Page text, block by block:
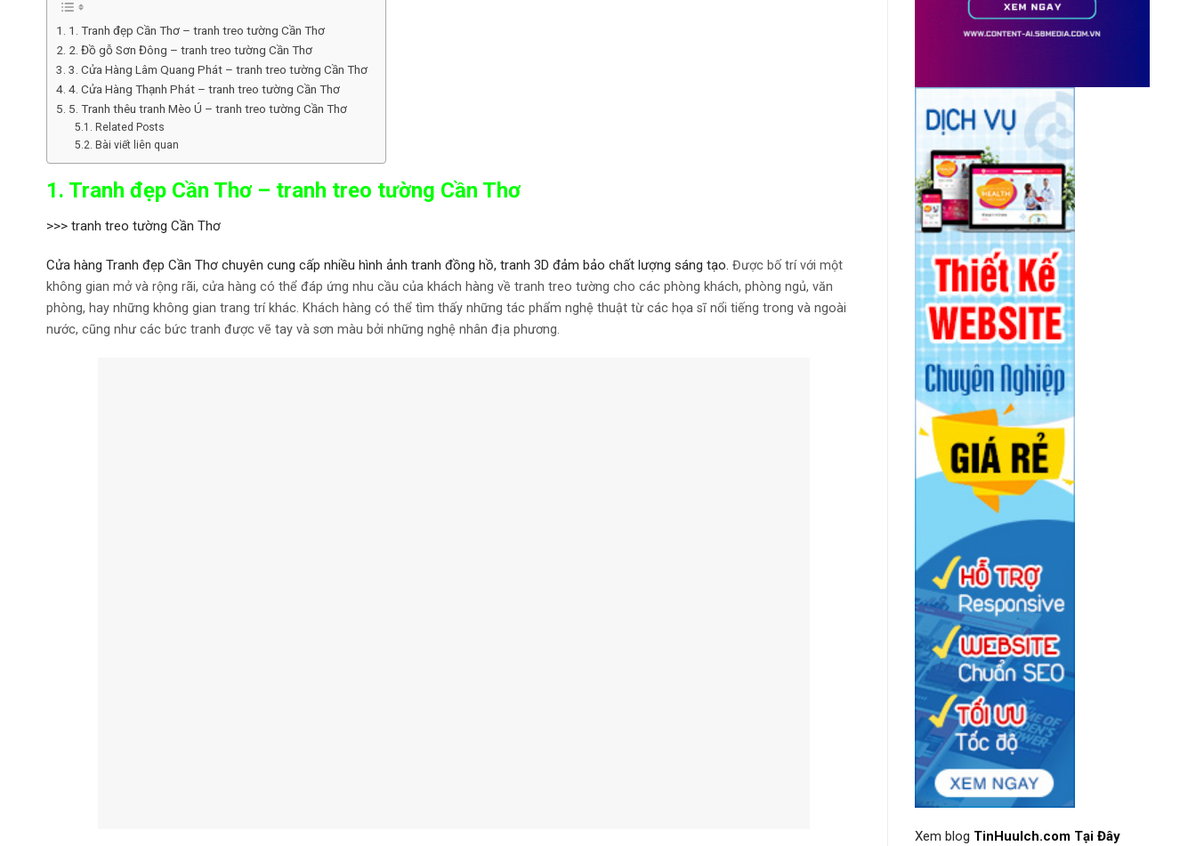
1. Tranh đẹp Cần Thơ – tranh treo tường Cần Thơ
2. Đồ gỗ Sơn Đông – tranh treo tường Cần Thơ
3. Cửa Hàng Lâm Quang Phát – tranh treo tường Cần Thơ
4. Cửa Hàng Thạnh Phát – tranh treo tường Cần Thơ
5. Tranh thêu tranh Mèo Ú – tranh treo tường Cần Thơ
Related Posts
Bài viết liên quan
1. Tranh đẹp Cần Thơ – tranh treo tường Cần Thơ
>>> tranh treo tường Cần Thơ
Cửa hàng Tranh đẹp Cần Thơ chuyên cung cấp nhiều hình ảnh tranh đồng hồ, tranh 3D đảm bảo chất lượng sáng tạo. Được bố trí với một
không gian mở và rộng rãi, cửa hàng có thể đáp ứng nhu cầu của khách hàng về tranh treo tường cho các phòng khách, phòng ngủ, văn
phòng, hay những không gian trang trí khác. Khách hàng có thể tìm thấy những tác phẩm nghệ thuật từ các họa sĩ nổi tiếng trong và ngoài
nước, cũng như các bức tranh được vẽ tay và sơn màu bởi những nghệ nhân địa phương.
Xem blog TinHuuIch.com Tại Đây